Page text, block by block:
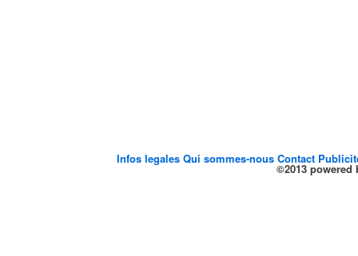
Infos legalesQui sommes-nousContact
©2013 powered